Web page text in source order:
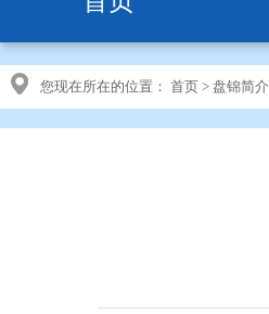
您现在所在的位置： 首页 > 盘锦简介